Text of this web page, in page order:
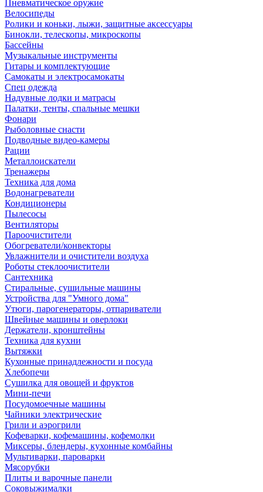
Пневматическое оружие
Велосипеды
Ролики и коньки, лыжи, защитные аксессуары
Бинокли, телескопы, микроскопы
Бассейны
Музыкальные инструменты
Гитары и комплектующие
Самокаты и электросамокаты
Спец одежда
Надувные лодки и матрасы
Палатки, тенты, спальные мешки
Фонари
Рыболовные снасти
Подводные видео-камеры
Рации
Металлоискатели
Тренажеры
Техника для дома
Водонагреватели
Кондиционеры
Пылесосы
Вентиляторы
Пароочистители
Обогреватели/конвекторы
Увлажнители и очистители воздуха
Роботы стеклоочистители
Сантехника
Стиральные, сушильные машины
Устройства для "Умного дома"
Утюги, парогенераторы, отпариватели
Швейные машины и оверлоки
Держатели, кронштейны
Техника для кухни
Вытяжки
Кухонные принадлежности и посуда
Хлебопечи
Сушилка для овощей и фруктов
Мини-печи
Посудомоечные машины
Чайники электрические
Грили и аэрогрили
Кофеварки, кофемашины, кофемолки
Миксеры, блендеры, кухонные комбайны
Мультиварки, пароварки
Мясорубки
Плиты и варочные панели
Соковыжималки